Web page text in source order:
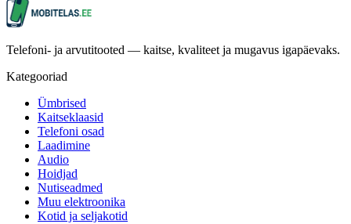
Telefoni- ja arvutitooted — kaitse, kvaliteet ja mugavus igapäevaks.
Kategooriad
Ümbrised
Kaitseklaasid
Telefoni osad
Laadimine
Audio
Hoidjad
Nutiseadmed
Muu elektroonika
Kotid ja seljakotid